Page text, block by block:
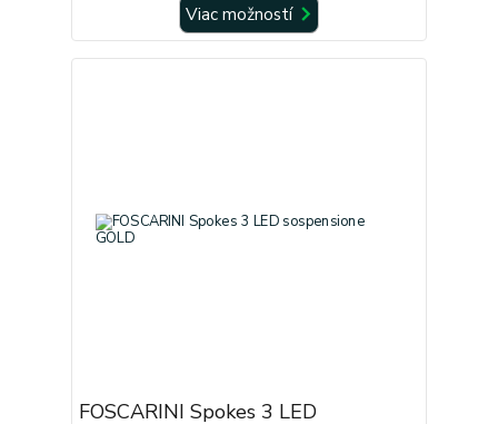
Viac možností
FOSCARINI Spokes 3 LED